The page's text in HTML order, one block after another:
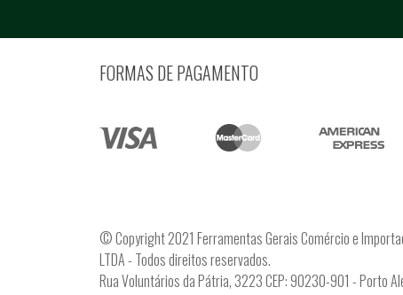
FORMAS DE PAGAMENTO
© Copyright 2021 Ferramentas Gerais Comércio e
LTDA - Todos direitos reservados.
Rua Voluntários da Pátria, 3223 CEP: 90230-901 - Porto